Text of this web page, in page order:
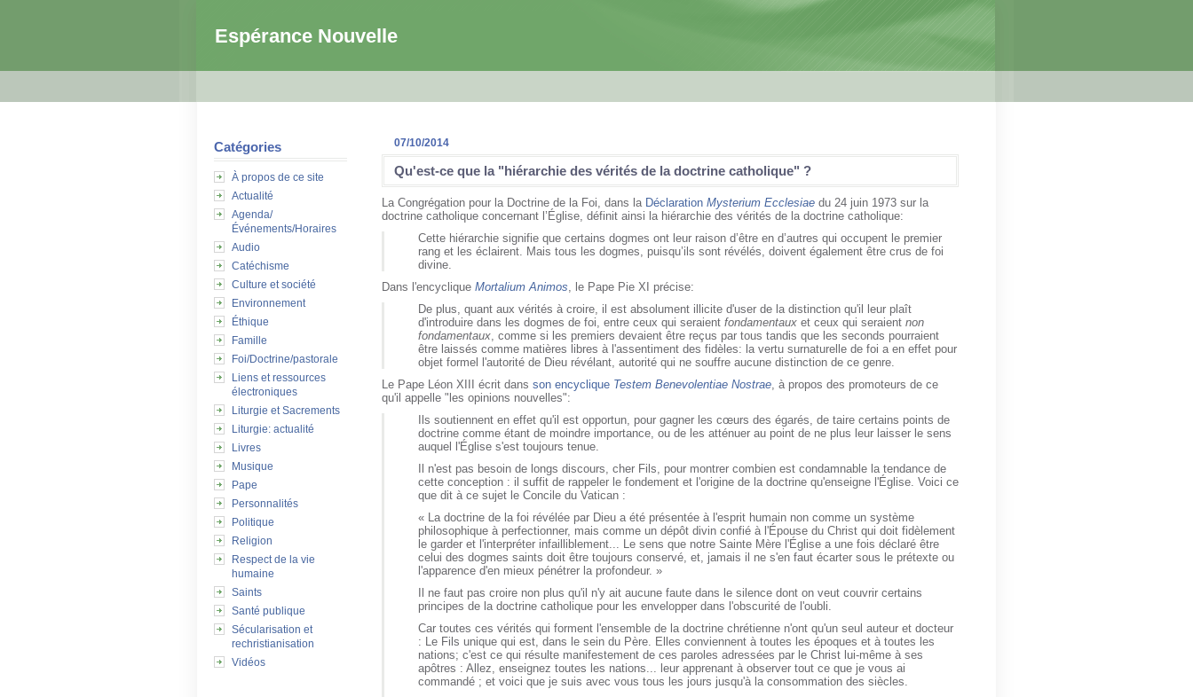
Espérance Nouvelle
Catégories
À propos de ce site
Actualité
Agenda/
Événements/Horaires
Audio
Catéchisme
Culture et société
Environnement
Éthique
Famille
Foi/Doctrine/pastorale
Liens et ressources
électroniques
Liturgie et Sacrements
Liturgie: actualité
Livres
Musique
Pape
Personnalités
Politique
Religion
Respect de la vie
humaine
Saints
Santé publique
Sécularisation et
rechristianisation
Vidéos
07/10/2014
Qu'est-ce que la "hiérarchie des vérités de la doctrine catholique" ?
La Congrégation pour la Doctrine de la Foi, dans la Déclaration Mysterium Ecclesiae du 24 juin 1973 sur la
doctrine catholique concernant l’Église, définit ainsi la hiérarchie des vérités de la doctrine catholique:
Cette hiérarchie signifie que certains dogmes ont leur raison d’être en d’autres qui occupent le premier
rang et les éclairent. Mais tous les dogmes, puisqu’ils sont révélés, doivent également être crus de foi
divine.
Dans l'encyclique Mortalium Animos, le Pape Pie XI précise:
De plus, quant aux vérités à croire, il est absolument illicite d'user de la distinction qu'il leur plaît
d'introduire dans les dogmes de foi, entre ceux qui seraient fondamentaux et ceux qui seraient non
fondamentaux, comme si les premiers devaient être reçus par tous tandis que les seconds pourraient
être laissés comme matières libres à l'assentiment des fidèles: la vertu surnaturelle de foi a en effet pour
objet formel l'autorité de Dieu révélant, autorité qui ne souffre aucune distinction de ce genre.
Le Pape Léon XIII écrit dans son encyclique Testem Benevolentiae Nostrae, à propos des promoteurs de ce
qu'il appelle "les opinions nouvelles":
Ils soutiennent en effet qu'il est opportun, pour gagner les cœurs des égarés, de taire certains points de
doctrine comme étant de moindre importance, ou de les atténuer au point de ne plus leur laisser le sens
auquel l'Église s'est toujours tenue.
Il n'est pas besoin de longs discours, cher Fils, pour montrer combien est condamnable la tendance de
cette conception : il suffit de rappeler le fondement et l'origine de la doctrine qu'enseigne l'Église. Voici ce
que dit à ce sujet le Concile du Vatican :
« La doctrine de la foi révélée par Dieu a été présentée à l'esprit humain non comme un système
philosophique à perfectionner, mais comme un dépôt divin confié à l'Épouse du Christ qui doit fidèlement
le garder et l'interpréter infailliblement... Le sens que notre Sainte Mère l'Église a une fois déclaré être
celui des dogmes saints doit être toujours conservé, et, jamais il ne s'en faut écarter sous le prétexte ou
l'apparence d'en mieux pénétrer la profondeur. »
Il ne faut pas croire non plus qu'il n'y ait aucune faute dans le silence dont on veut couvrir certains
principes de la doctrine catholique pour les envelopper dans l'obscurité de l'oubli.
Car toutes ces vérités qui forment l'ensemble de la doctrine chrétienne n'ont qu'un seul auteur et docteur
: Le Fils unique qui est, dans le sein du Père. Elles conviennent à toutes les époques et à toutes les
nations; c'est ce qui résulte manifestement de ces paroles adressées par le Christ lui-même à ses
apôtres : Allez, enseignez toutes les nations... leur apprenant à observer tout ce que je vous ai
commandé ; et voici que je suis avec vous tous les jours jusqu'à la consommation des siècles.